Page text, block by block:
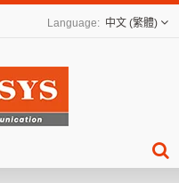
中文 (繁體)